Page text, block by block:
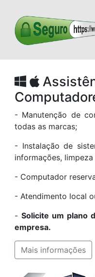
- Manutenção de
todas as marcas;
- Instalação de
informações,
- Computador
- Atendimento local
- Solicite um plano
empresa.
Mais informações